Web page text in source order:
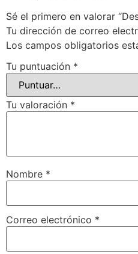
Sé el primero en valorar
Tu dirección de correo
Los campos obligatorios
Tu puntuación *
Tu valoración *
Nombre *
Correo electrónico *